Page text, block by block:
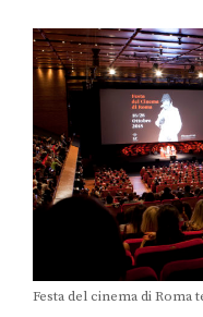
Festa del cinema di Roma